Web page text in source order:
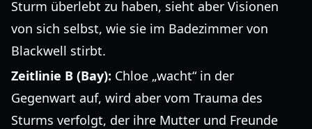
Sturm überlebt zu haben, sieht aber Visionen
von sich selbst, wie sie im Badezimmer von
Blackwell stirbt.
Zeitlinie B (Bay): Chloe „wacht“ in der
Gegenwart auf, wird aber vom Trauma des
Sturms verfolgt, der ihre Mutter und Freunde